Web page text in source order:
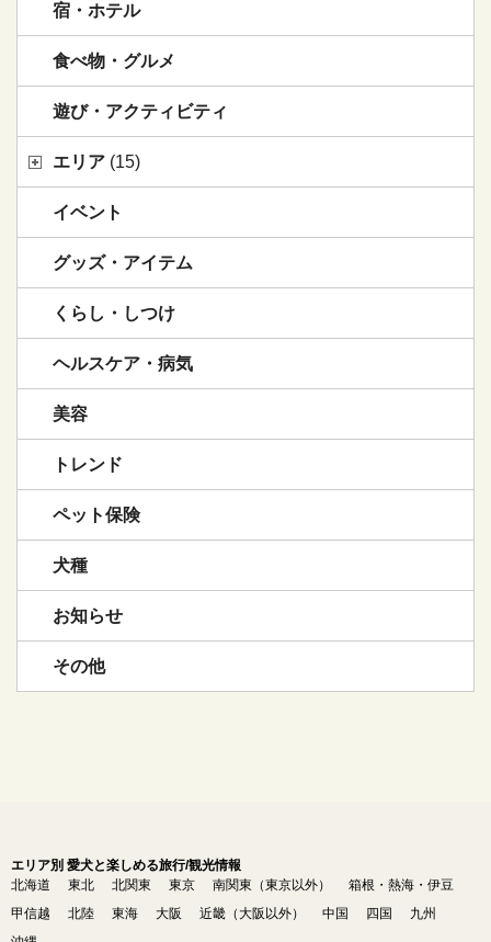
宿・ホテル
食べ物・グルメ
遊び・アクティビティ
エリア (15)
イベント
グッズ・アイテム
くらし・しつけ
ヘルスケア・病気
美容
トレンド
ペット保険
犬種
お知らせ
その他
エリア別 愛犬と楽しめる旅行/観光情報
北海道
東北 北関東 東京 南関東（東京以外）
箱根・熱海・伊豆
甲信越
北陸 東海 大阪 近畿（大阪以外） 中国 四国
九州